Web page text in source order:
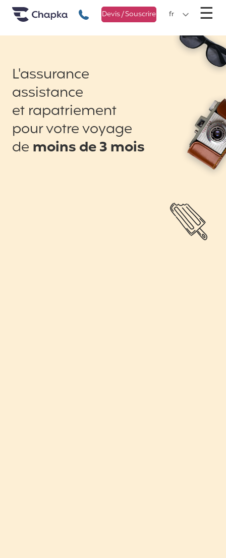
Chapka Assurances Voyages
+33 1 74 85 50 50
Devis / Souscrire fr ☰
L'assurance
assistance
et rapatriement
pour votre voyage
de moins de 3 mois